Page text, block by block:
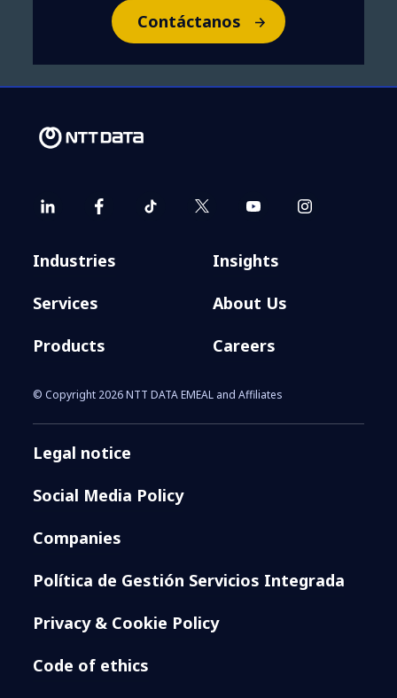
Contáctanos
Industries
Services
Products
Insights
About Us
Careers
© Copyright 2026 NTT DATA EMEAL and Affiliates
Legal notice
Social Media Policy
Companies
Política de Gestión Servicios Integrada
Privacy & Cookie Policy
Code of ethics